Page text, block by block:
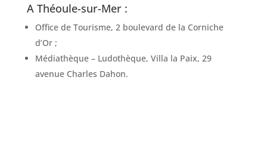
A Théoule-sur-Mer :
Office de Tourisme, 2 boulevard de la Corniche
d’Or ;
Médiathèque – Ludothèque, Villa la Paix, 29
avenue Charles Dahon.